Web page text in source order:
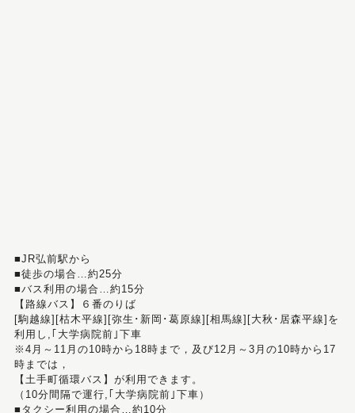
■JR弘前駅から
■徒歩の場合…約25分
■バス利用の場合…約15分
【路線バス】６番のりば
[駒越線][枯木平線][弥生･新岡･葛原線][相馬線][大秋･居森平線]を
利用し,｢大学病院前｣下車
※4月～11月の10時から18時まで，及び12月～3月の10時から17
時までは，
【土手町循環バス】が利用できます。
（10分間隔で運行,｢大学病院前｣下車）
■タクシー利用の場合…約10分